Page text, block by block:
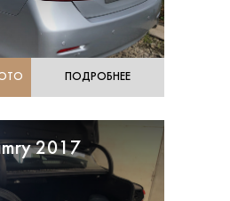
ПОДРОБНЕЕ
2017